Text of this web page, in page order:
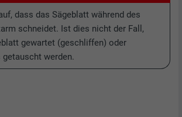
dass das Sägeblatt während des
schneidet. Ist dies nicht der Fall,
gewartet (geschliffen) oder
getauscht werden.